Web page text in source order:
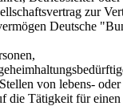
zur
Deutsche
von lebens-
die Tätigkeit für